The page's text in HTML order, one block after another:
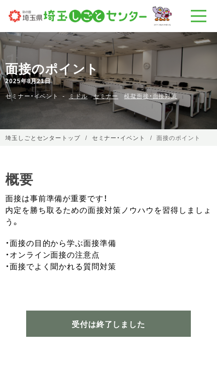
面接のポイント
2025年8月21日
セミナー・イベント
ミドル セミナー 模擬面接・面接対策
埼玉しごとセンタートップ セミナー・イベント 面接のポイント
概要
面接は事前準備が重要です！
内定を勝ち取るための面接対策ノウハウを習得しましょ
う。
・面接の目的から学ぶ面接準備
・オンライン面接の注意点
・面接でよく聞かれる質問対策
受付は終了しました